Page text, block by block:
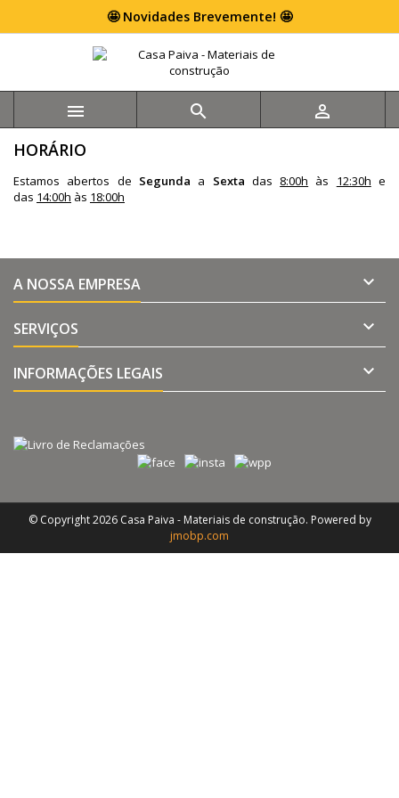
🤩 Novidades Brevemente! 🤩
 

HORÁRIO
Estamos abertos de Segunda a Sexta das 8:00h às 12:30h e
das 14:00h às 18:00h
A NOSSA EMPRESA 
SERVIÇOS 
INFORMAÇÕES LEGAIS 
© Copyright 2026 Casa Paiva - Materiais de construção. Powered by
jmobp.com